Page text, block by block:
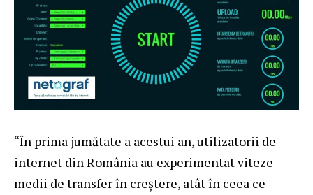
“În prima jumătate a acestui an, utilizatorii de
internet din România au experimentat viteze
medii de transfer în creştere, atât în ceea ce